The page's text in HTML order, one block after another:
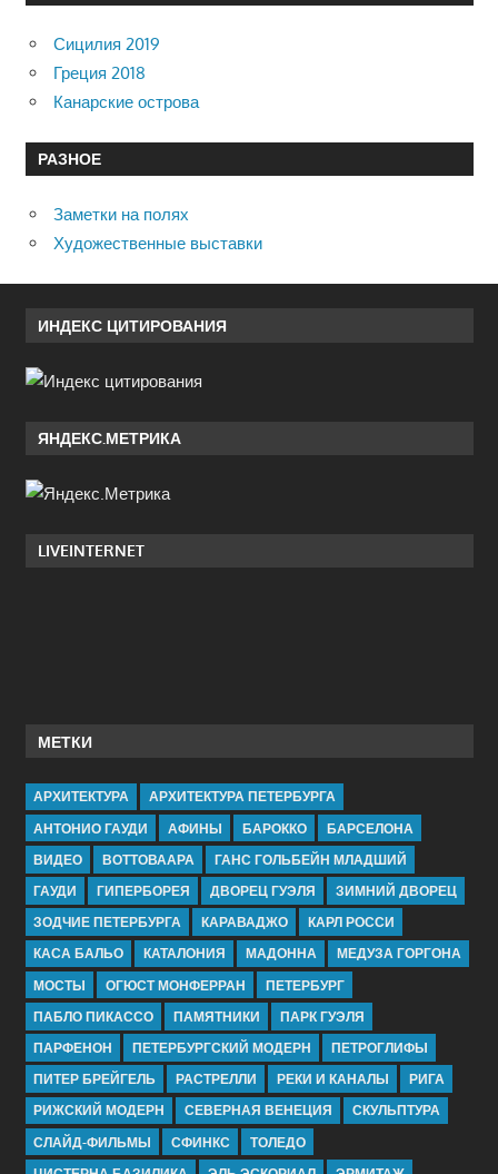
Сицилия 2019
Греция 2018
Канарские острова
РАЗНОЕ
Заметки на полях
Художественные выставки
ИНДЕКС ЦИТИРОВАНИЯ
ЯНДЕКС.МЕТРИКА
LIVEINTERNET
МЕТКИ
АРХИТЕКТУРА
АРХИТЕКТУРА ПЕТЕРБУРГА
АНТОНИО ГАУДИ
АФИНЫ БАРОККО
БАРСЕЛОНА
ВИДЕО
ВОТТОВААРА
ГАНС ГОЛЬБЕЙН МЛАДШИЙ
ГАУДИ
ГИПЕРБОРЕЯ ДВОРЕЦ ГУЭЛЯ
ЗИМНИЙ ДВОРЕЦ
ЗОДЧИЕ ПЕТЕРБУРГА
КАРАВАДЖО
КАРЛ РОССИ
КАСА БАЛЬО
КАТАЛОНИЯ МАДОННА
МЕДУЗА ГОРГОНА
МОСТЫ
ОГЮСТ МОНФЕРРАН
ПЕТЕРБУРГ
ПАБЛО ПИКАССО
ПАМЯТНИКИ
ПАРК ГУЭЛЯ
ПАРФЕНОН
ПЕТЕРБУРГСКИЙ МОДЕРН
ПЕТРОГЛИФЫ
ПИТЕР БРЕЙГЕЛЬ
РАСТРЕЛЛИ РЕКИ И КАНАЛЫ
РИГА
РИЖСКИЙ МОДЕРН
СЕВЕРНАЯ ВЕНЕЦИЯ
СКУЛЬПТУРА
СЛАЙД-ФИЛЬМЫ
СФИНКС
ТОЛЕДО